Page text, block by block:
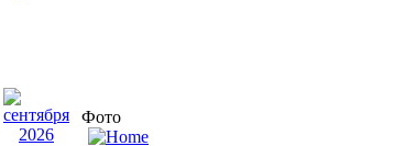
Фото